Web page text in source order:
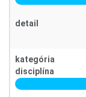
detail
kategória
disciplína